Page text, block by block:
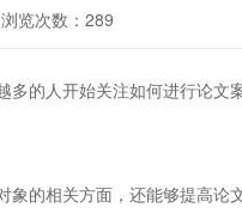
浏览次数：289
的人开始关注如何进行论文
的相关方面，还能够提高论